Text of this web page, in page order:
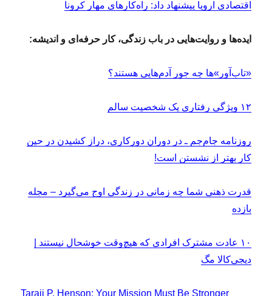
اقتصادی اروپا پیشنهاد داد: راه‌کارهای مهار کرونا
ایده‌ها و روایت‌هایی در باب زندگی، کار حرفه‌ای و اندیشه:
«تاب‌آور»ها چه جور آدم‌هایی هستند؟
۱۲ ویژگی رفتاری یک شخصیت سالم
روزنامه جام‌جم ـ در دوران دورکاری، دراز کشیدن در حین
کار بهتر از نشستن است!
قدرت ذهنی شما چه زمانی در زندگی اوج می‌گیرد – مجله
بازده
۱۰ عادت‌ مشترک افرادی که هیچ‌وقت خوشحال نیستند |
دیجی‌کالا مگ
Taraji P. Henson: Your Mission Must Be Stronger